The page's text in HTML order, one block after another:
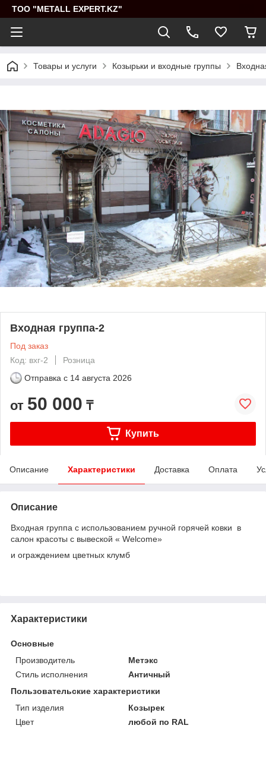
ТОО "METALL EXPERT.KZ"
Товары и услуги Козырьки и входные группы
Входная группа-2
Под заказ
Код: вхг-2
Розница
Отправка с 14 августа 2026
от 50 000 ₸
Купить
Описание Характеристики Доставка Оплата
Описание
Входная группа с использованием ручной горячей ковки в
салон красоты с вывеской « Welcome»
и ограждением цветных клумб
Характеристики
Основные
Производитель
Метэкс
Стиль исполнения
Античный
Пользовательские характеристики
Тип изделия
Козырек
Цвет
любой по RAL